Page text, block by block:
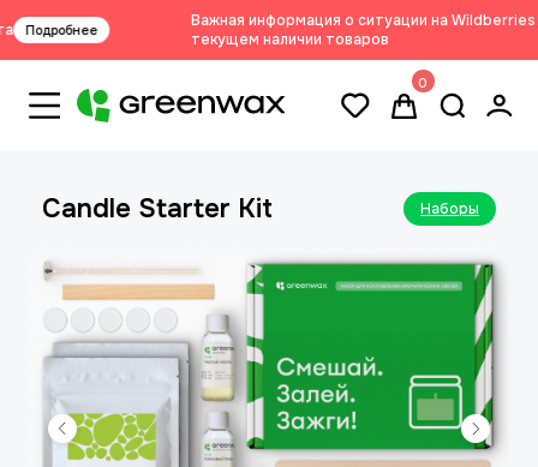
Важная информация о ситуации на Wildberries и
текущем наличии товаров
Подробнее
0
Candle Starter Kit Наборы